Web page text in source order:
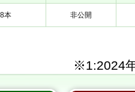
非公開
※1: